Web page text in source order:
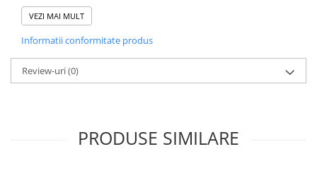
deteriorat de presiune, tensiune sau torsiune.
STAHLWERK
VEZI MAI MULT
Informatii conformitate produs
Review-uri(0)
PRODUSE SIMILARE